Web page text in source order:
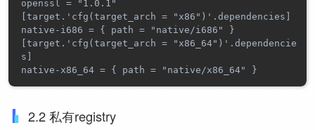
openssl = "1.0.1"
[target.'cfg(target_arch = "x86")'.dependencies]
native-i686 = { path = "native/i686" }
[target.'cfg(target_arch = "x86_64")'.dependencie
s]
2.2 私有registry